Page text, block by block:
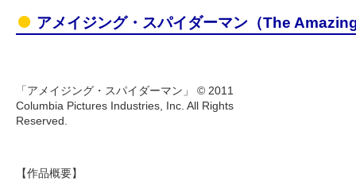
アメイジング・スパイダーマン（The
「アメイジング・スパイダーマン」 © 2011
Columbia Pictures Industries, Inc. All Rights
Reserved.
【作品概要】